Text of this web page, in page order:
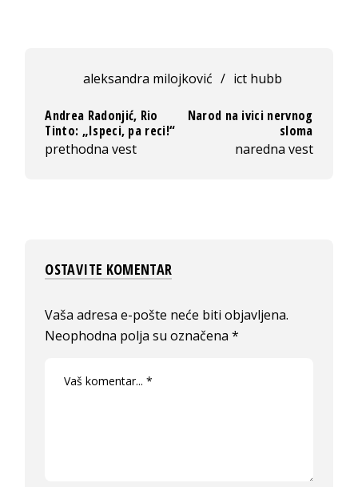
aleksandra milojković / ict hubb
Andrea Radonjić, Rio
Tinto: „Ispeci, pa reci!“
prethodna vest
Narod na ivici nervnog
sloma
naredna vest
OSTAVITE KOMENTAR
Vaša adresa e-pošte neće biti objavljena.
Neophodna polja su označena*